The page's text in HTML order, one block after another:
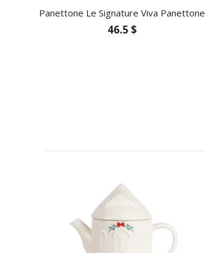
Panettone Le Signature Viva Panettone
46.5 $